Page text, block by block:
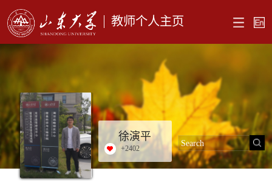
教师个人主页
徐演平
+2402